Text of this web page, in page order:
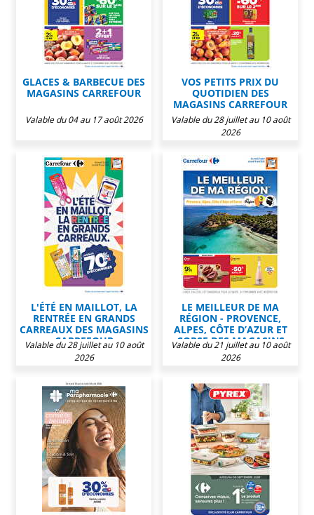
GLACES & BARBECUE DES
MAGASINS CARREFOUR
Valable du 04 au 17 août 2026
VOS PETITS PRIX DU
QUOTIDIEN DES
MAGASINS CARREFOUR
Valable du 28 juillet au 10 août
2026
L'ÉTÉ EN MAILLOT, LA
RENTRÉE EN GRANDS
CARREAUX DES MAGASINS
CARREFOUR
Valable du 28 juillet au 10 août
2026
LE MEILLEUR DE MA
RÉGION - PROVENCE,
ALPES, CÔTE D’AZUR ET
CORSE DES MAGASINS
CARREFOUR
Valable du 21 juillet au 10 août
2026